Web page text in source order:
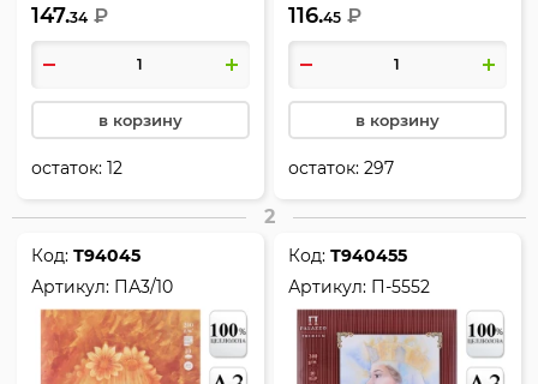
молочный, Лилия Холдинг,
П-6451
147.34 ₽
в корзину
остаток:12
116.45 ₽
в корзину
остаток:297
2
Код:Т94045
Артикул: ПА3/10
Код:Т940455
Артикул: П-5552